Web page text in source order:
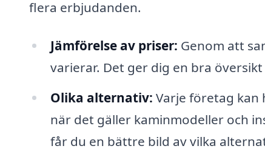
flera erbjudanden.
Jämförelse av priser: Genom att
varierar. Det ger dig en bra
Olika alternativ: Varje företag kan
när det gäller kaminmodeller och
får du en bättre bild av vilka